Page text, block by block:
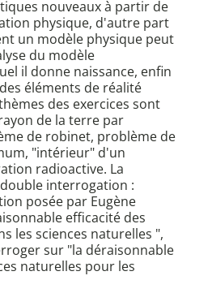
nouveaux à partir de
physique, d'autre part
un modèle physique peut
du modèle
il donne naissance, enfin
éléments de réalité
des exercices sont
de la terre par
de robinet, problème de
"intérieur" d'un
radioactive. La
interrogation :
posée par Eugène
efficacité des
les sciences naturelles ",
sur "la déraisonnable
naturelles pour les